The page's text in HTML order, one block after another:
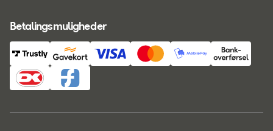
Betalingsmuligheder